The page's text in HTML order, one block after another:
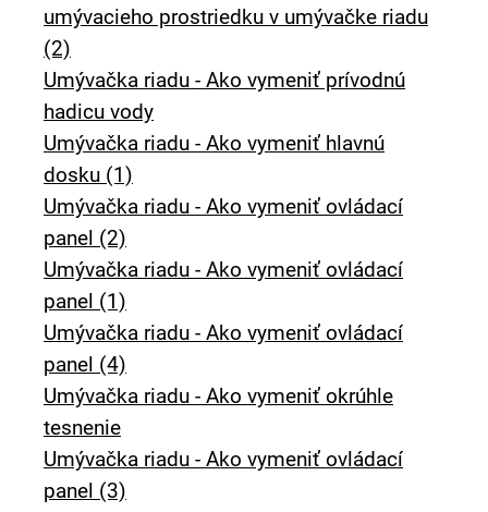
umývacieho prostriedku v umývačke riadu
(2)
Umývačka riadu - Ako vymeniť prívodnú
hadicu vody
Umývačka riadu - Ako vymeniť hlavnú
dosku (1)
Umývačka riadu - Ako vymeniť ovládací
panel (2)
Umývačka riadu - Ako vymeniť ovládací
panel (1)
Umývačka riadu - Ako vymeniť ovládací
panel (4)
Umývačka riadu - Ako vymeniť okrúhle
tesnenie
Umývačka riadu - Ako vymeniť ovládací
panel (3)